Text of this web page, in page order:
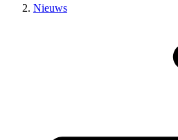
Nieuws